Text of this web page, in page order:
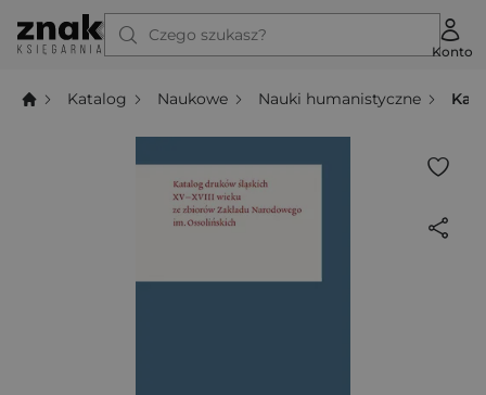
Czego szukasz?
Konto
Katalog Naukowe Nauki humanistyczne